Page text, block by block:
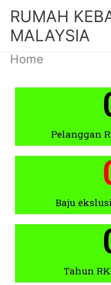
RUMAH
MALAYSIA
Home
Pelanggan
Baju
Tahun